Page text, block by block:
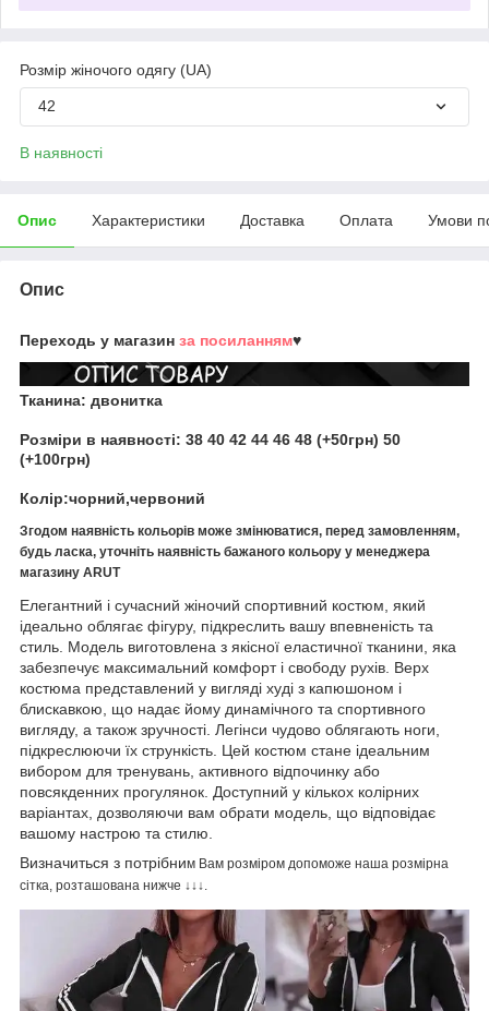
Розмір жіночого одягу (UA)
42
В наявності
Опис Характеристики Доставка Оплата Умови
Опис
Переходь у магазин за посиланням♥
Тканина: двонитка
Розміри в наявності: 38 40 42 44 46 48 (+50грн) 50
(+100грн)
Колір:чорний,червоний
Згодом наявність кольорів може змінюватися, перед замовленням,
будь ласка, уточніть наявність бажаного кольору у менеджера
магазину ARUT
Елегантний і сучасний жіночий спортивний костюм, який
ідеально облягає фігуру, підкреслить вашу впевненість та
стиль. Модель виготовлена з якісної еластичної тканини, яка
забезпечує максимальний комфорт і свободу рухів. Верх
костюма представлений у вигляді худі з капюшоном і
блискавкою, що надає йому динамічного та спортивного
вигляду, а також зручності. Легінси чудово облягають ноги,
підкреслюючи їх стрункість. Цей костюм стане ідеальним
вибором для тренувань, активного відпочинку або
повсякденних прогулянок. Доступний у кількох колірних
варіантах, дозволяючи вам обрати модель, що відповідає
вашому настрою та стилю.
Визначиться з потрібним Вам розміром допоможе наша розмірна
сітка, розташована нижче ↓↓↓.